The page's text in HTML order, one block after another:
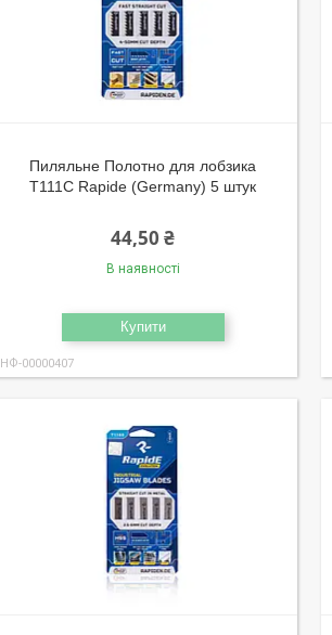
Пиляльне Полотно для лобзика
T111C Rapide (Germany) 5 штук
44,50 ₴
В наявності
Купити
НФ-00000407